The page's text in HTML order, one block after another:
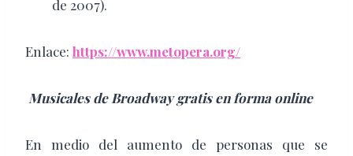
de 2007).
Enlace: https://www.metopera.org/
Musicales de Broadway gratis en forma online
En medio del aumento de personas que se